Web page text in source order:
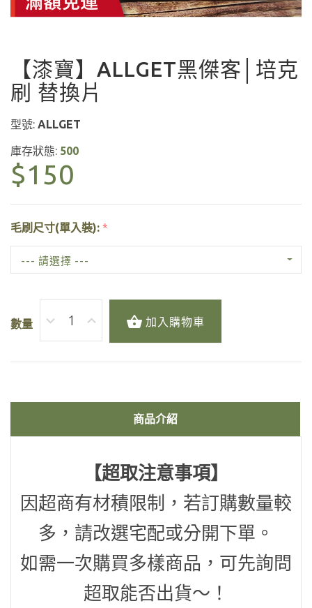
【漆寶】ALLGET黑傑客│培克
刷 替換片
型號: ALLGET
庫存狀態: 500
$150
毛刷尺寸(單入裝): *
--- 請選擇 ---
數量 加入購物車
商品介紹
【超取注意事項】
因超商有材積限制，若訂購數量較
多，請改選宅配或分開下單。
如需一次購買多樣商品，可先詢問
超取能否出貨～！